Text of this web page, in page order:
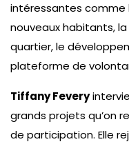
intéressantes comme
nouveaux habitants,
quartier, le
plateforme de
Tiffany Fevery
grands projets qu’on
de participation. Elle